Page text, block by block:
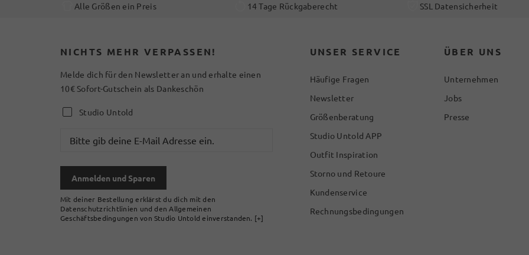
Alle Größen ein Preis 14 Tage Rückgaberecht SSL Datensicherheit
NICHTS MEHR VERPASSEN!
Melde dich für den Newsletter an und erhalte einen
10€ Sofort-Gutschein als Dankeschön
Studio Untold
Anmelden und Sparen
Mit deiner Bestellung erklärst du dich mit den
Datenschutzrichtlinien und den Allgemeinen
Geschäftsbedingungen von Studio Untold einverstanden. [+]
UNSER SERVICE
Häufige Fragen
Newsletter
Größenberatung
Studio Untold APP
Outfit Inspiration
Storno und Retoure
Kundenservice
Rechnungsbedingungen
ÜBER UNS
Unternehmen
Jobs
Presse